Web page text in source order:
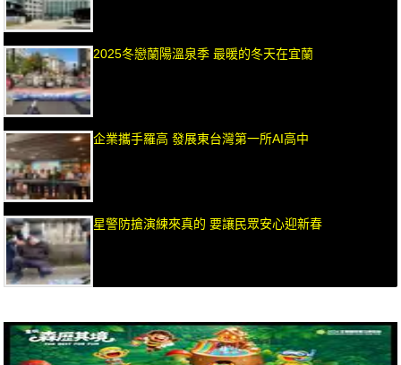
2025冬戀蘭陽溫泉季 最暖的冬天在宜蘭
企業攜手羅高 發展東台灣第一所AI高中
星警防搶演練來真的 要讓民眾安心迎新春